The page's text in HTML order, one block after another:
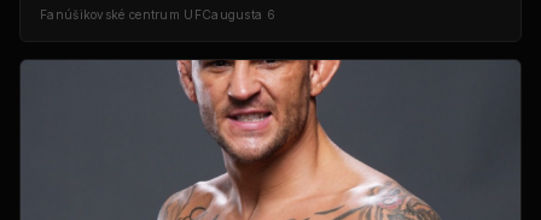
Fanúšikovské centrum UFCaugusta 6